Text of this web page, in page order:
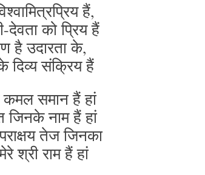
हैं,
देवता को प्रिय हैं
है उदारता के,
दिव्य संक्रिय हैं
समान हैं हां
नाम हैं हां
तेज जिनका
श्री राम हैं हां